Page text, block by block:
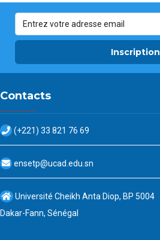
Inscription
Contacts
(+221) 33 821 76 69
ensetp@ucad.edu.sn
Université Cheikh Anta Diop, BP 5004
Dakar-Fann, Sénégal